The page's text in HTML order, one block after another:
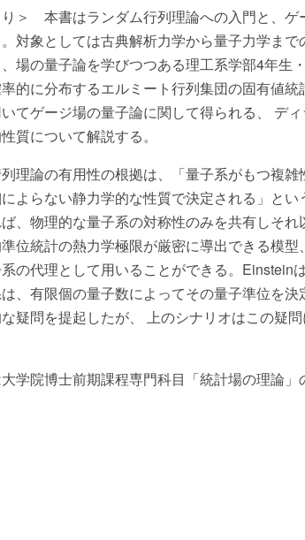
り＞ 本書はランダム行列理論への入門と、ゲ
対象としては古典解析力学から量子力学ま
場の量子論を学びつつある理工系学部4年生
的に分布するエルミート行列集団の固有値
てゲージ場の量子論に関して得られる、 デ
質について解説する。
理論の有用性の根拠は、「量子系がもつ複
よらない静力学的な性質で決定される」と
、物理的な量子系の対称性のみを共有しそ
位統計の熱力学極限が厳密に導出できる模
の代理として用いることができる。Einstein
、有限個の量子数によってその量子準位を
疑問を提起したが、 上のシナリオはこの疑
学院博士前期課程専門科目「統計場の理論」